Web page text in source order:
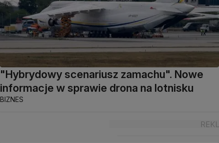
"Hybrydowy scenariusz zamachu". Nowe
informacje w sprawie drona na lotnisku
BIZNES